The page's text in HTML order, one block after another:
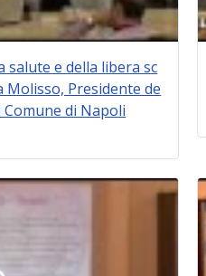
e della libera sc
Molisso, Presidente de
di Napoli